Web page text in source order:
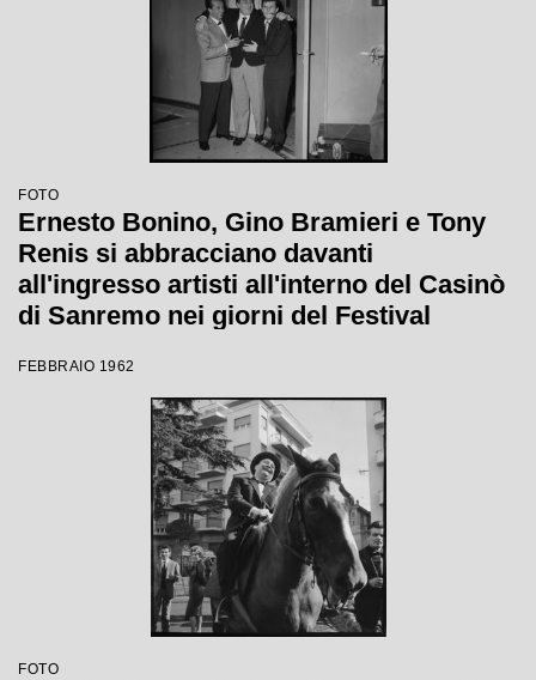
FOTO
Ernesto Bonino, Gino Bramieri e Tony
Renis si abbracciano davanti
all'ingresso artisti all'interno del Casinò
di Sanremo nei giorni del Festival
FEBBRAIO 1962
FOTO